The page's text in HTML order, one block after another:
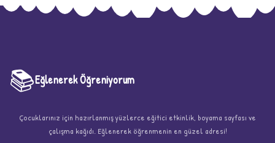
📚Eğlenerek Öğreniyorum
Çocuklarınız için hazırlanmış yüzlerce eğitici etkinlik, boyama sayfası ve
çalışma kağıdı. Eğlenerek öğrenmenin en güzel adresi!